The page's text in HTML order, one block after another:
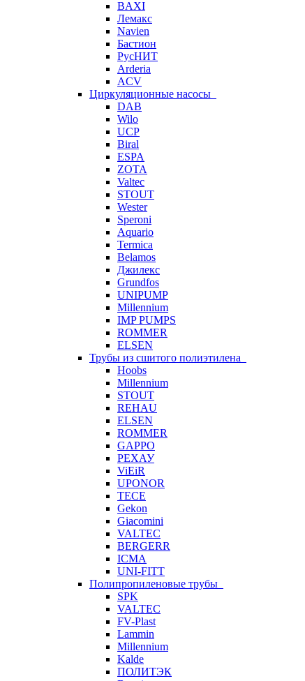
BAXI
Лемакс
Navien
Бастион
РусНИТ
Arderia
ACV
Циркуляционные насосы
DAB
Wilo
UCP
Biral
ESPA
ZOTA
Valtec
STOUT
Wester
Speroni
Aquario
Termica
Belamos
Джилекс
Grundfos
UNIPUMP
Millennium
IMP PUMPS
ROMMER
ELSEN
Трубы из сшитого полиэтилена
Hoobs
Millennium
STOUT
REHAU
ELSEN
ROMMER
GAPPO
РЕХАУ
ViEiR
UPONOR
TECE
Gekon
Giacomini
VALTEC
BERGERR
ICMA
UNI-FITT
Полипропиленовые трубы
SPK
VALTEC
FV-Plast
Lammin
Millennium
Kalde
ПОЛИТЭК